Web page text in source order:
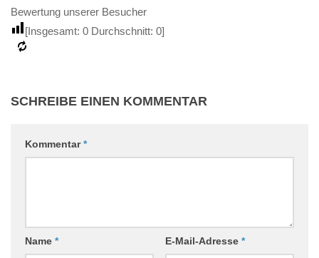
Bewertung unserer Besucher
[Insgesamt: 0 Durchschnitt: 0]
SCHREIBE EINEN KOMMENTAR
Kommentar*
Name * E-Mail-Adresse *